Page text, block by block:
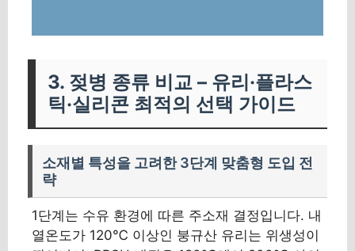
3. 젖병 종류 비교 – 유리·플라스
틱·실리콘 최적의 선택 가이드
소재별 특성을 고려한 3단계 맞춤형 도입 전
략
1단계는 수유 환경에 따른 주소재 결정입니다. 내
열온도가 120℃ 이상인 붕규산 유리는 위생성이